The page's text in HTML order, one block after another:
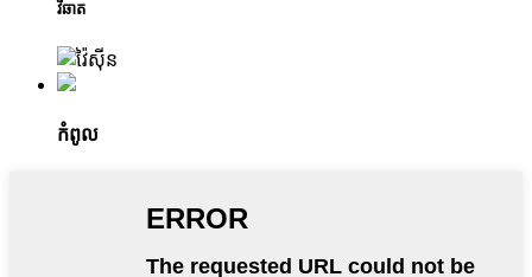
វីឆាត
កំពូល